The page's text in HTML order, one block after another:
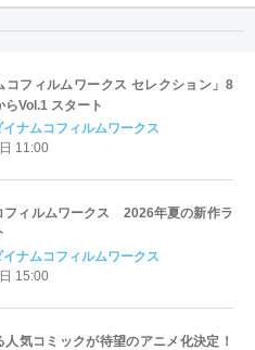
コフィルムワークス セレクション」8
らVol.1 スタート
ナムコフィルムワークス
11:00
フィルムワークス 2026年夏の新作ラ
ナムコフィルムワークス
15:00
気コミックが待望のアニメ化決定！